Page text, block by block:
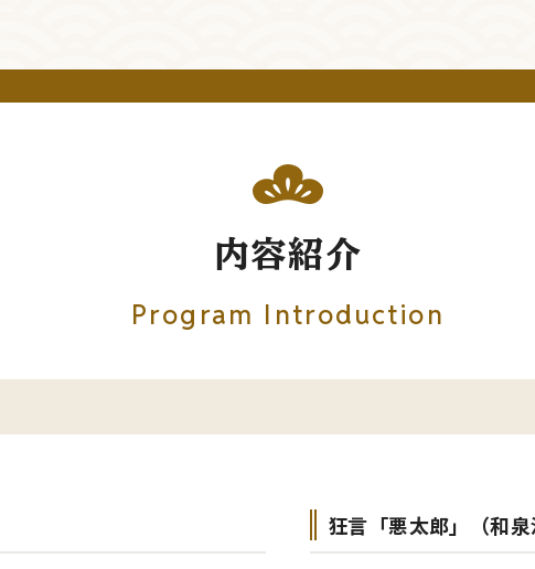
内容紹介
Program Introduction
狂言「悪太郎」（和